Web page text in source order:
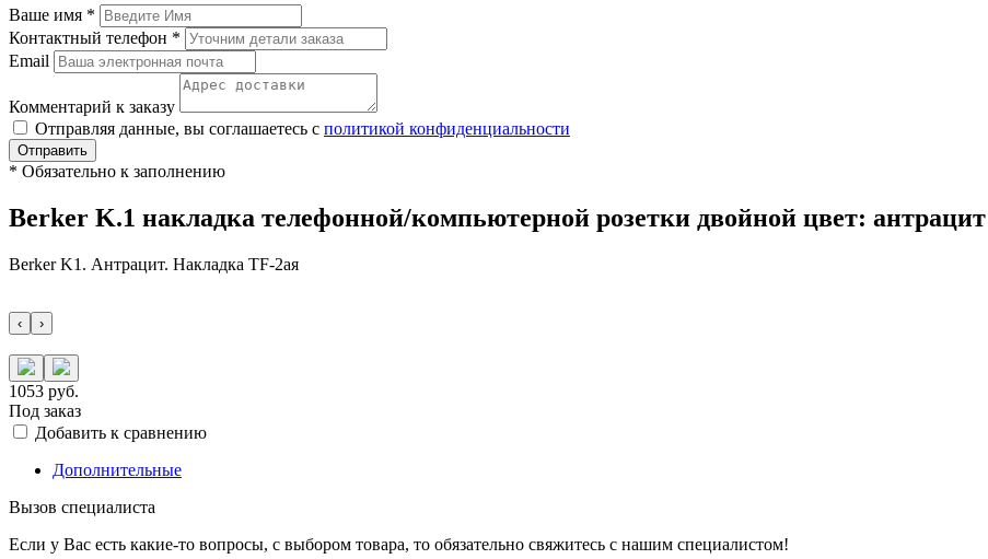
Ваше имя *
Контактный телефон *
Email
Комментарий к заказу
Отправляя данные, вы соглашаетесь с политикой конфиденциальности
Отправить
* Обязательно к заполнению
Berker K.1 накладка телефонной/компьютерной розетки двойной цвет: антрацит
Berker K1. Антрацит. Накладка ТF-2ая
‹ ›
1053 руб.
Под заказ
Добавить к сравнению
Дополнительные
Вызов специалиста
Если у Вас есть какие-то вопросы, с выбором товара, то обязательно свяжитесь с нашим специалистом!